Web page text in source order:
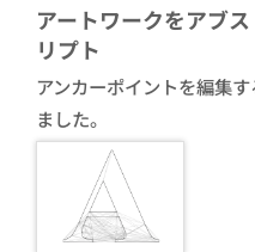
アートワークをアブ
リプト
アンカーポイントを編集
ました。